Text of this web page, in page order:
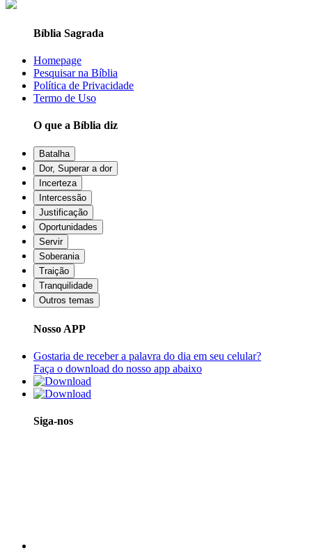
Bíblia Sagrada
Homepage
Pesquisar na Bíblia
Política de Privacidade
Termo de Uso
O que a Bíblia diz
Batalha
Dor, Superar a dor
Incerteza
Intercessão
Justificação
Oportunidades
Servir
Soberania
Traição
Tranquilidade
Outros temas
Nosso APP
Gostaria de receber a palavra do dia em seu celular?
Faça o download do nosso app abaixo
Siga-nos